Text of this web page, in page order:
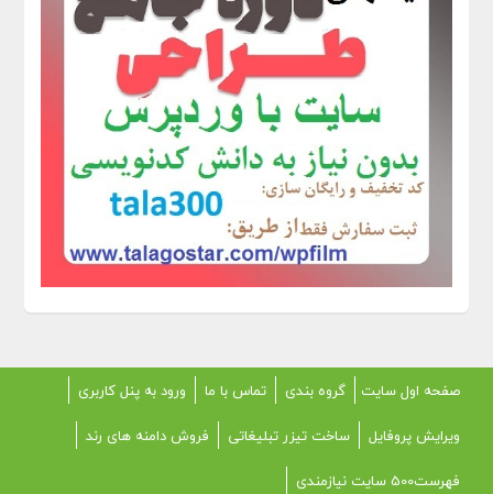
صفحه اول سایت گروه بندی تماس با ما
ورود به پنل کاربری
ویرایش پروفایل
ساخت تیزر تبلیغاتی
فروش دامنه های رند
فهرست500 سایت نیازمندی